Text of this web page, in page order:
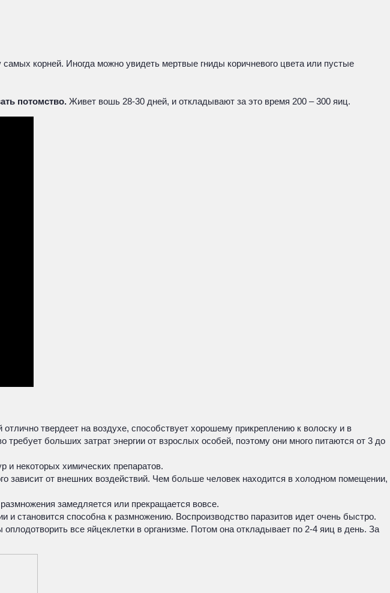
корней. Иногда можно увидеть мертвые гниды коричневого цвета или пустые
потомство. Живет вошь 28-30 дней, и откладывают за это время 200 – 300 яиц.
отлично твердеет на воздухе, способствует хорошему прикреплению к волоску и в
больших затрат энергии от взрослых особей, поэтому они много питаются от 3 до
и некоторых химических препаратов.
зависит от внешних воздействий. Чем больше человек находится в холодном помещении,
замедляется или прекращается вовсе.
и становится способна к размножению. Воспроизводство паразитов идет очень быстро.
все яйцеклетки в организме. Потом она откладывает по 2-4 яиц в день. За